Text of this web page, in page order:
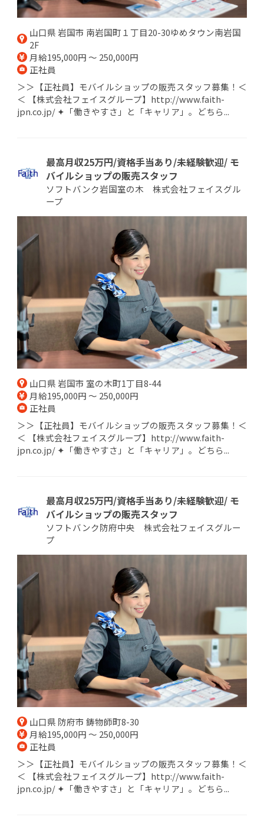
山口県 岩国市 南岩国町１丁目20-30ゆめタウン南岩国
2F
月給195,000円 ～ 250,000円
正社員
＞＞【正社員】モバイルショップの販売スタッフ募集！＜
＜ 【株式会社フェイスグループ】http://www.faith-
jpn.co.jp/ ✦「働きやすさ」と「キャリア」。どちら...
最高月収25万円/資格手当あり/未経験歓迎/ モ
バイルショップの販売スタッフ
ソフトバンク岩国室の木 株式会社フェイスグル
ープ
山口県 岩国市 室の木町1丁目8-44
月給195,000円 ～ 250,000円
正社員
＞＞【正社員】モバイルショップの販売スタッフ募集！＜
＜ 【株式会社フェイスグループ】http://www.faith-
jpn.co.jp/ ✦「働きやすさ」と「キャリア」。どちら...
最高月収25万円/資格手当あり/未経験歓迎/ モ
バイルショップの販売スタッフ
ソフトバンク防府中央 株式会社フェイスグルー
プ
山口県 防府市 鋳物師町8-30
月給195,000円 ～ 250,000円
正社員
＞＞【正社員】モバイルショップの販売スタッフ募集！＜
＜ 【株式会社フェイスグループ】http://www.faith-
jpn.co.jp/ ✦「働きやすさ」と「キャリア」。どちら...